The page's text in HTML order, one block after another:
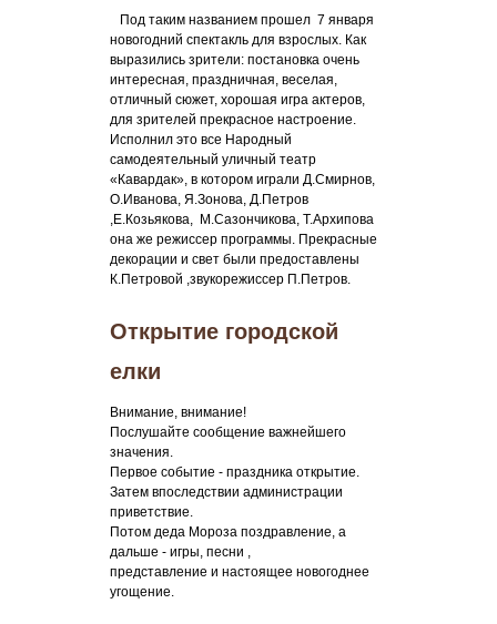
Под таким названием прошел 7 января
новогодний спектакль для взрослых. Как
выразились зрители: постановка очень
интересная, праздничная, веселая,
отличный сюжет, хорошая игра актеров,
для зрителей прекрасное настроение.
Исполнил это все Народный
самодеятельный уличный театр
«Кавардак», в котором играли Д.Смирнов,
О.Иванова, Я.Зонова, Д.Петров
,Е.Козьякова, М.Сазончикова, Т.Архипова
она же режиссер программы. Прекрасные
декорации и свет были предоставлены
К.Петровой ,звукорежиссер П.Петров.
Открытие городской
елки
Внимание, внимание!
Послушайте сообщение важнейшего
значения.
Первое событие - праздника открытие.
Затем впоследствии администрации
приветствие.
Потом деда Мороза поздравление, а
дальше - игры, песни ,
представление и настоящее новогоднее
угощение.